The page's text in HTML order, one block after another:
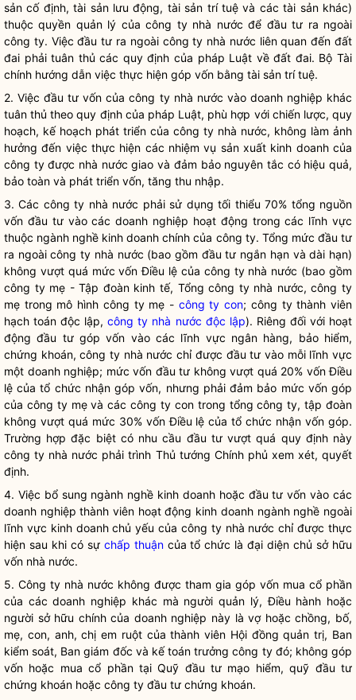
sản cố định, tài sản lưu động, tài sản trí tuệ và các tài sản khác)
thuộcquyền quản lý củacông ty nhà nước để đầu tư ra ngoài
công ty. Việc đầu tư ra ngoài công ty nhà nước liên quan đến đất
đai phải tuân thủ các quy định của pháp Luật về đất đai. Bộ Tài
chính hướng dẫn việc thực hiện góp vốn bằng tài sản trí tuệ.
2. Việc đầu tư vốn củacông ty nhà nước vào doanh nghiệp khác
tuân thủ theo quy định của pháp Luật, phù hợp với chiến lược, quy
hoạch, kế hoạch phát triển của công ty nhà nước, không làm ảnh
hưởng đến việc thực hiện các nhiệm vụ sản xuất kinh doanh của
công ty được nhà nước giao và đảm bảo nguyên tắc có hiệu quả,
bảo toàn và phát triển vốn, tăng thu nhập.
3. Các công ty nhà nước phải sử dụng tối thiểu 70% tổng nguồn
vốn đầu tư vào các doanh nghiệp hoạt động trong các lĩnh vực
thuộc ngành nghề kinh doanh chính của công ty. Tổng mức đầu tư
ra ngoài công ty nhà nước (bao gồm đầu tư ngắn hạn và dài hạn)
không vượt quá mứcvốn Điều lệ của công ty nhà nước (bao gồm
công ty mẹ - Tập đoàn kinh tế, Tổng công ty nhà nước, công ty
mẹ trong mô hình công ty mẹ - công ty con; công ty thành viên
hạch toán độc lập,công ty nhà nước độc lập). Riêng đối với hoạt
động đầu tư góp vốn vào các lĩnh vực ngân hàng, bảo hiểm,
chứng khoán, công ty nhà nước chỉ được đầu tư vào mỗi lĩnh vực
một doanh nghiệp; mức vốn đầu tư không vượt quá 20% vốn Điều
lệ của tổ chức nhận góp vốn, nhưng phải đảm bảo mức vốn góp
của công ty mẹ và cáccông ty controng tổng công ty, tập đoàn
không vượt quá mức 30% vốn Điều lệ của tổ chức nhận vốn góp.
Trường hợp đặc biệt có nhu cầu đầu tư vượt quá quy định này
công ty nhà nước phải trình Thủ tướng Chính phủ xem xét, quyết
định.
4. Việc bổ sung ngành nghề kinh doanh hoặc đầu tư vốn vào các
doanh nghiệp thành viên hoạt động kinh doanh ngành nghề ngoài
lĩnh vực kinh doanh chủ yếu của công ty nhà nước chỉ được thực
hiện sau khi có sự chấp thuậncủa tổ chức là đại diện chủ sở hữu
vốn nhà nước.
5. Công ty nhà nước không được tham gia góp vốn mua cổ phần
của các doanh nghiệp khác mà người quản lý, Điều hành hoặc
người sở hữu chính của doanh nghiệp này là vợ hoặc chồng, bố,
mẹ, con, anh, chị em ruột của thành viên Hội đồng quản trị, Ban
kiểm soát, Ban giám đốc và kế toán trưởng công ty đó; không góp
vốn hoặc mua cổ phần tại Quỹ đầu tư mạo hiểm, quỹ đầu tư
chứng khoán hoặc công ty đầu tư chứng khoán.